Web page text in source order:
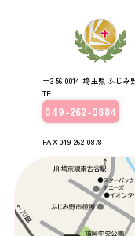
〒356-0014 埼玉県ふじみ
TEL
049-262-0884
FAX 049-262-0878